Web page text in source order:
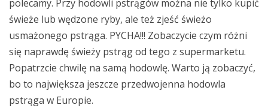
polecamy. Przy hodowli pstrągów można nie tylko kupić
świeże lub wędzone ryby, ale też zjeść świeżo
usmażonego pstrąga. PYCHA!!! Zobaczycie czym różni
się naprawdę świeży pstrąg od tego z supermarketu.
Popatrzcie chwilę na samą hodowlę. Warto ją zobaczyć,
bo to największa jeszcze przedwojenna hodowla
pstrąga w Europie.